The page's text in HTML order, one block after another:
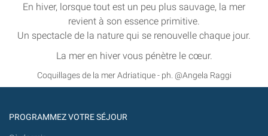
En hiver, lorsque tout est un peu plus sauvage, la mer
revient à son essence primitive.
Un spectacle de la nature qui se renouvelle chaque jour.
La mer en hiver vous pénètre le cœur.
Coquillages de la mer Adriatique - ph. @Angela Raggi
PROGRAMMEZ VOTRE SÉJOUR